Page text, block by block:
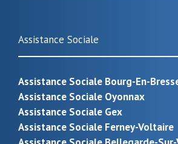
Assistance Sociale
Assistance Sociale Bourg-En-
Assistance Sociale Oyonnax
Assistance Sociale Gex
Assistance Sociale Ferney-Voltaire